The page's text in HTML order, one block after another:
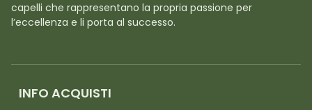
capelli che rappresentano la propria passione per
l’eccellenza e li porta al successo.
INFO ACQUISTI